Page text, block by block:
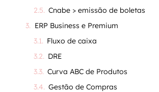
Cnabe > emissão de boletas
ERP Business e Premium
Fluxo de caixa
DRE
Curva ABC de Produtos
Gestão de Compras